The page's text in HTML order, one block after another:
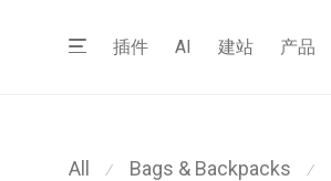
插件 AI 建站 产品
All ⁄ Bags & Backpacks ⁄